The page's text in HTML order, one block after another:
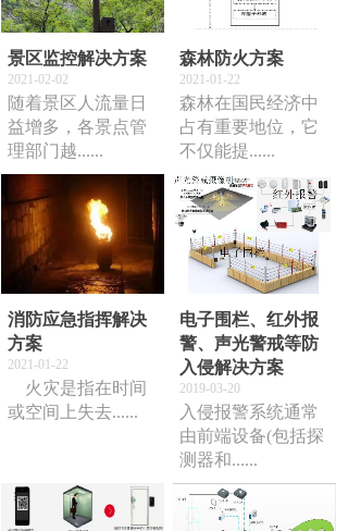
景区监控解决方案
2021-02-02
随着景区人流量日
益增多，各景点管
理部门越......
森林防火方案
2021-01-22
森林在国民经济中
占有重要地位，它
不仅能提......
消防应急指挥解决
方案
2021-01-22
火灾是指在时间
或空间上失去......
电子围栏、红外报
警、声光警戒等防
入侵解决方案
2019-03-20
入侵报警系统通常
由前端设备(包括探
测器和......